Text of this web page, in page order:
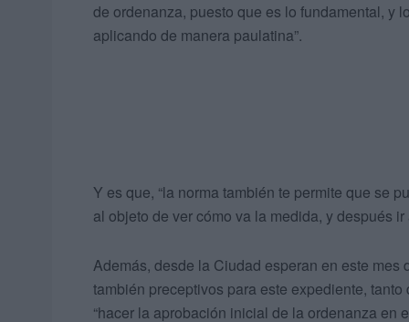
de ordenanza, puesto que es lo fundamental, y
aplicando de manera paulatina”.
Y es que, “la norma también te permite que se
al objeto de ver cómo va la medida, y después
Además, desde la Ciudad esperan en este
también preceptivos para este expediente,
“hacer la aprobación inicial de la ordenanza en